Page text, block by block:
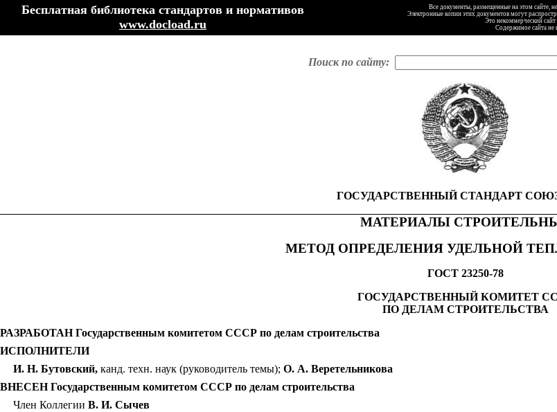
Бесплатная библиотека стандартов и нормативов
www.docload.ru
Все документы, размещенные на этом сайте,
Электронные копии этих документов могут
Это некоммерческий
Содержимое сайта не
Поиск по сайту:
ГОСУДАРСТВЕННЫЙ СТАНДАРТ
МАТЕРИАЛЫ
МЕТОД ОПРЕДЕЛЕНИЯ УДЕЛЬНОЙ
ГОСТ 23250-78
ГОСУДАРСТВЕННЫЙ КОМИТЕТ
ПО ДЕЛАМ СТРОИТЕЛЬСТВА
РАЗРАБОТАН Государственным комитетом СССР по делам строительства
ИСПОЛНИТЕЛИ
И. Н. Бутовский,канд. техн. наук (руководитель темы); О. А. Веретельникова
ВНЕСЕН Государственным комитетом СССР по делам строительства
Член Коллегии В. И. Сычев